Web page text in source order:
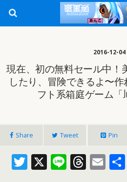
2016-12-04
現在、初の無料セール中！
したり、冒険できるよ〜
フト系箱庭ゲーム「
Share Tweet Pin
T X Li T E